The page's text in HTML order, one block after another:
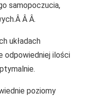
samopoczucia,
Â Â.
układach
odpowiedniej ilości
poziomy